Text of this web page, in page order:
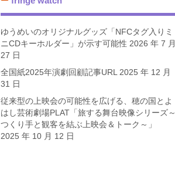
ゆうめいのオリジナルグッズ「NFCタグ入りミ
ニCDキーホルダー」が示す可能性 2026 年 7 月
27 日
全国紙2025年演劇回顧記事URL 2025 年 12 月
31 日
従来型の上映会の可能性を広げる、穂の国とよ
はし芸術劇場PLAT「旅する舞台映像シリーズ～
つくり手と観客を結ぶ上映会＆トーク～」
2025 年 10 月 12 日